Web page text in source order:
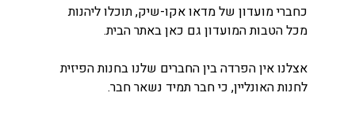
כחברי מועדון של מדאו אקו-שיק, תוכלו ליהנות
מכל הטבות המועדון גם כאן באתר הבית.
אצלנו אין הפרדה בין החברים שלנו בחנות הפיזית
לחנות האונליין, כי חבר תמיד נשאר חבר.